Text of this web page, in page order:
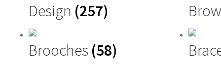
Design (257)
Brooches (58)